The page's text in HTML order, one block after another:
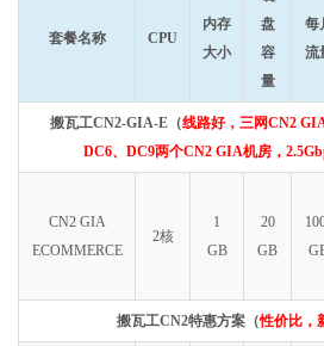
套餐名称 CPU
内存
大小
盘
容
量
每
流
搬瓦工CN2-GIA-E（线路好，三网CN2
DC6、DC9两个CN2 GIA机房，
CN2 GIA
ECOMMERCE
2核
1
GB
20
GB
搬瓦工CN2特惠方案（性价比，